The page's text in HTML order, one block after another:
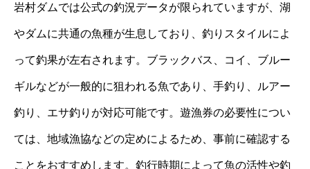
岩村ダムでは公式の釣況データが限られていますが、湖
やダムに共通の魚種が生息しており、釣りスタイルによ
って釣果が左右されます。ブラックバス、コイ、ブルー
ギルなどが一般的に狙われる魚であり、手釣り、ルアー
釣り、エサ釣りが対応可能です。遊漁券の必要性につい
ては、地域漁協などの定めによるため、事前に確認する
ことをおすすめします。釣行時期によって魚の活性や釣